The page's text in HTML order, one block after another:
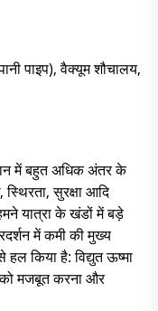
पाइप), वैक्यूम शौचालय,
में बहुत अधिक अंतर के
सुरक्षा आदि
यात्रा के खंडों में बड़े
में कमी की मुख्य
किया है: विद्युत ऊष्मा
को मजबूत करना और